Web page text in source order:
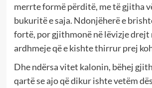
merrte formë përditë, me të gjitha
bukuritë e saja. Ndonjëherë e
fortë, por gjithmonë në lëvizje drejt
ardhmeje që e kishte thirrur prej
Dhe ndërsa vitet kalonin, bëhej
qartë se ajo që dikur ishte vetëm